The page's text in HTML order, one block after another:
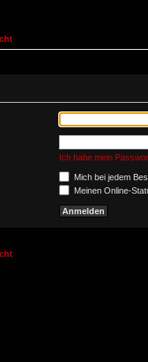
Ich habe mein
Mich bei jedem
Meinen Online-